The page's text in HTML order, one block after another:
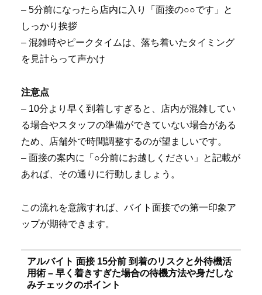
– 5分前になったら店内に入り「面接の○○です」と
しっかり挨拶
– 混雑時やピークタイムは、落ち着いたタイミング
を見計らって声かけ
注意点
– 10分より早く到着しすぎると、店内が混雑してい
る場合やスタッフの準備ができていない場合がある
ため、店舗外で時間調整するのが望ましいです。
– 面接の案内に「○分前にお越しください」と記載が
あれば、その通りに行動しましょう。
この流れを意識すれば、バイト面接での第一印象ア
ップが期待できます。
アルバイト 面接 15分前 到着のリスクと外待機活
用術 – 早く着きすぎた場合の待機方法や身だしな
みチェックのポイント